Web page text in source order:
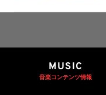
MUSIC
音楽コンテンツ情報